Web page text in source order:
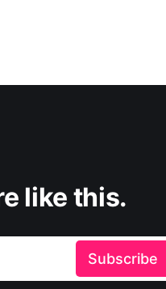
like this.
Subscribe